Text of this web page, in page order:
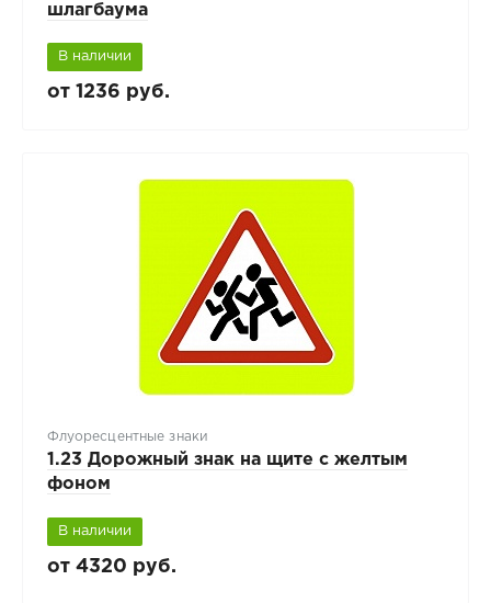
шлагбаума
В наличии
от 1236 руб.
Флуоресцентные знаки
1.23 Дорожный знак на щите с желтым
фоном
В наличии
от 4320 руб.